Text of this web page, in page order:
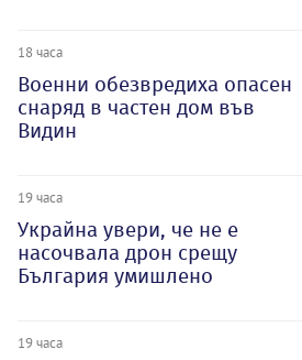
18 часа
Военни обезвредиха опасен
снаряд в частен дом във
Видин
19 часа
Украйна увери, че не е
насочвала дрон срещу
България умишлено
19 часа